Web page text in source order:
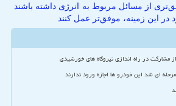
از مسائل مربوط به انرژی داشته باشند
در این زمینه، موفق‌تر عمل کنند
مشارکت در راه اندازی نیروگاه های خورشیدی
ای شد این خودرو ها اجازه ورود ندارند